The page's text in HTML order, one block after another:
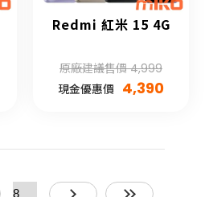
Redmi 紅米 15 4G
原廠建議售價 4,999
現金優惠價 4,390